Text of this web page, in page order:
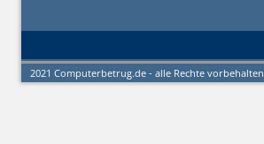
2021 Computerbetrug.de - alle Rechte vorbehalten